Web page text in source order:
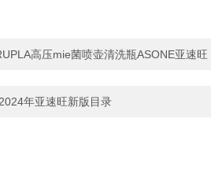
高压mie菌喷壶清洗瓶ASONE亚速旺
年亚速旺新版目录